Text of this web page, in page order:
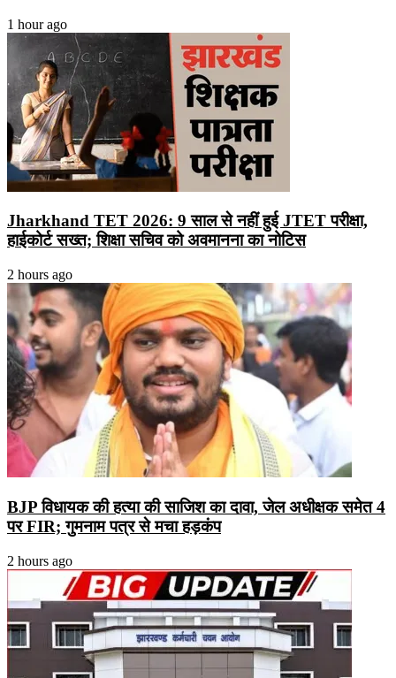
1 hour ago
Jharkhand TET 2026: 9 साल से नहीं हुई JTET परीक्षा,
हाईकोर्ट सख्त; शिक्षा सचिव को अवमानना का नोटिस
2 hours ago
BJP विधायक की हत्या की साजिश का दावा, जेल अधीक्षक समेत 4
पर FIR; गुमनाम पत्र से मचा हड़कंप
2 hours ago